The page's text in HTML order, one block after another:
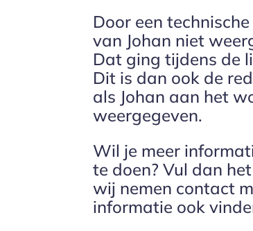
Door een
van Johan niet
Dat ging tijdens de
Dit is dan ook de
als Johan aan het
weergegeven.
Wil je meer
te doen? Vul dan
wij nemen contact
informatie ook